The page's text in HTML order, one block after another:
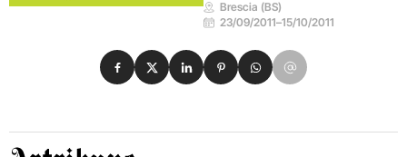
Brescia (BS)
23/09/2011–15/10/2011
Condividi su Facebook
Condividi su X
Condividi su LinkedIn
Condividi su Pinterest
Condividi su WhatsApp
Condividi su Email